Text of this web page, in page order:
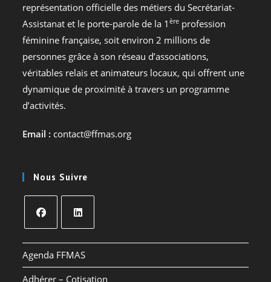
représentation officielle des métiers du Secrétariat-
Assistanat et le porte-parole de la 1ère profession
féminine française, soit environ 2 millions de
personnes grâce à son réseau d’associations,
véritables relais et animateurs locaux, qui offrent une
dynamique de proximité à travers un programme
d’activités.
Email : contact@ffmas.org
Nous Suivre
dans
un
dans
un
Agenda FFMAS
Adhérer – Cotisation